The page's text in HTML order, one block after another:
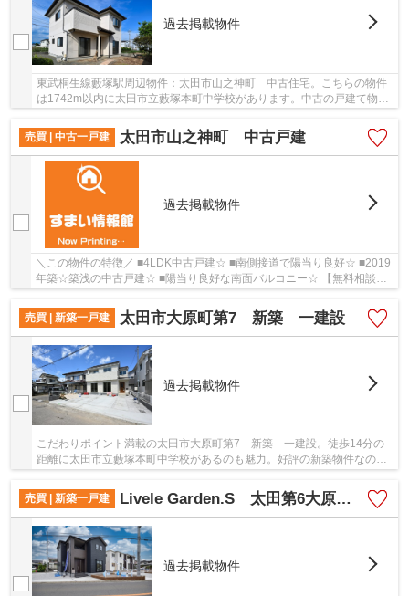
過去掲載物件
東武桐生線藪塚駅周辺物件：太田市山之神町 中古住宅。こちらの物件
は1742m以内に太田市立藪塚本町中学校があります。中古の戸建て物件
売買 | 中古一戸建
太田市山之神町 中古戸建
過去掲載物件
＼この物件の特徴／ ■4LDK中古戸建☆ ■南側接道で陽当り良好☆ ■2019
年築☆築浅の中古戸建☆ ■陽当り良好な南面バルコニー☆ 【無料相談
売買 | 新築一戸建
太田市大原町第7 新築 一建設
過去掲載物件
こだわりポイント満載の太田市大原町第7 新築 一建設。徒歩14分の
距離に太田市立藪塚本町中学校があるのも魅力。好評の新築物件なの
売買 | 新築一戸建
Livele Garden.S 太田第6大原町 1号棟
過去掲載物件